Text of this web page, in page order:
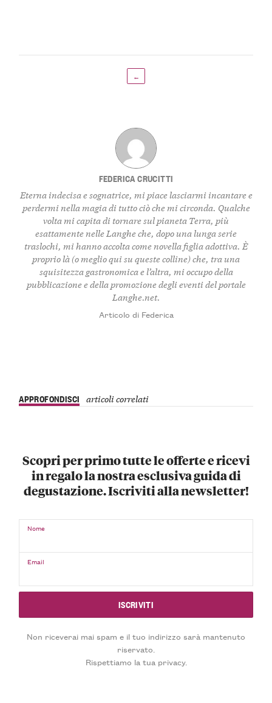
←
FEDERICA CRUCITTI
Eterna indecisa e sognatrice, mi piace lasciarmi incantare e
perdermi nella magia di tutto ciò che mi circonda. Qualche
volta mi capita di tornare sul pianeta Terra, più
esattamente nelle Langhe che, dopo una lunga serie
traslochi, mi hanno accolta come novella figlia adottiva. È
proprio là (o meglio qui su queste colline) che, tra una
squisitezza gastronomica e l’altra, mi occupo della
pubblicazione e della promozione degli eventi del portale
Langhe.net.
Articolo di Federica
APPROFONDISCI articoli correlati
Scopri per primo tutte le offerte e ricevi
in regalo la nostra esclusiva guida di
degustazione. Iscriviti alla newsletter!
Nome
Email
Non riceverai mai spam e il tuo indirizzo sarà mantenuto
riservato.
Rispettiamo la tua privacy.